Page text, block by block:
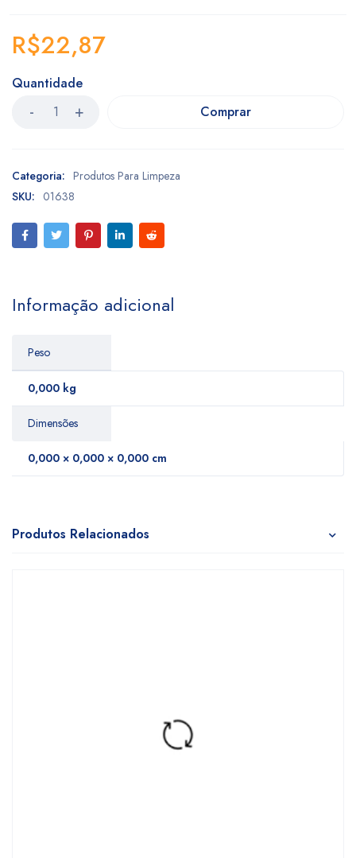
R$22,87
Quantidade
Comprar
Categoria: Produtos Para Limpeza
SKU: 01638
Informação adicional
Peso
0,000 kg
Dimensões
0,000 × 0,000 × 0,000 cm
Produtos Relacionados